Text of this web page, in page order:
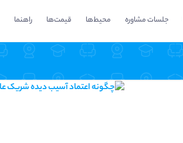
جلسات مشاوره محیط‌ها قیمت‌ها راهنما